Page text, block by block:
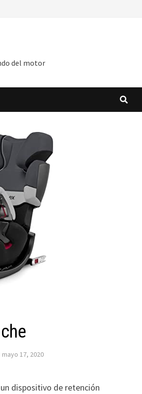
del motor
mayo 17, 2020
dispositivo de retención